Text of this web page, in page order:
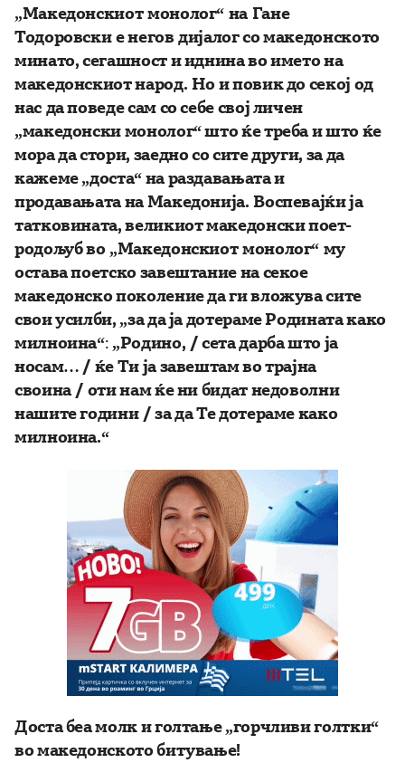
„Македонскиотмонолог“ на Гане
Тодоровские неговдијалог со македонското
минато, сегашност и иднина во името на
македонскиот народ. Но и повик до секој од
нас да поведе сам со себе свој личен
„македонски монолог“ што ќе треба и што ќе
мора да стори, заедно со сите други, за да
кажеме „доста“ на раздавањата и
продавањата на Македонија. Воспевајќи ја
татковината, великиот македонски поет-
родољуб во „Македонскиотмонолог“ му
остава поетско завештание на секое
македонско поколение да ги вложува сите
свои усилби, „за да ја дотераме Родината како
милноина“: „Родино, /сета дарба што ја
носам… / ќе Ти ја завештам во трајна
своина/ оти нам ќе ни бидат недоволни
нашите години/за да Те дотераме како
милноина.“
Доста беа молк и голтање „горчливи голтки“
во македонското битување!